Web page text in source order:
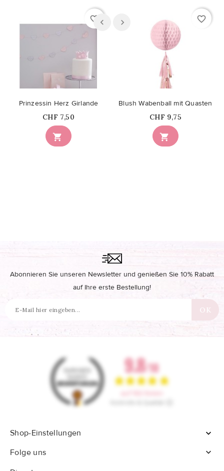
favorite_border

Prinzessin Herz Girlande
Price
CHF 7,50
favorite_border

Blush Wabenball mit Quasten
Price
CHF 9,75
Abonnieren Sie unseren Newsletter und genießen Sie 10% Rabatt
auf Ihre erste Bestellung!
Shop-Einstellungen

Folge uns
